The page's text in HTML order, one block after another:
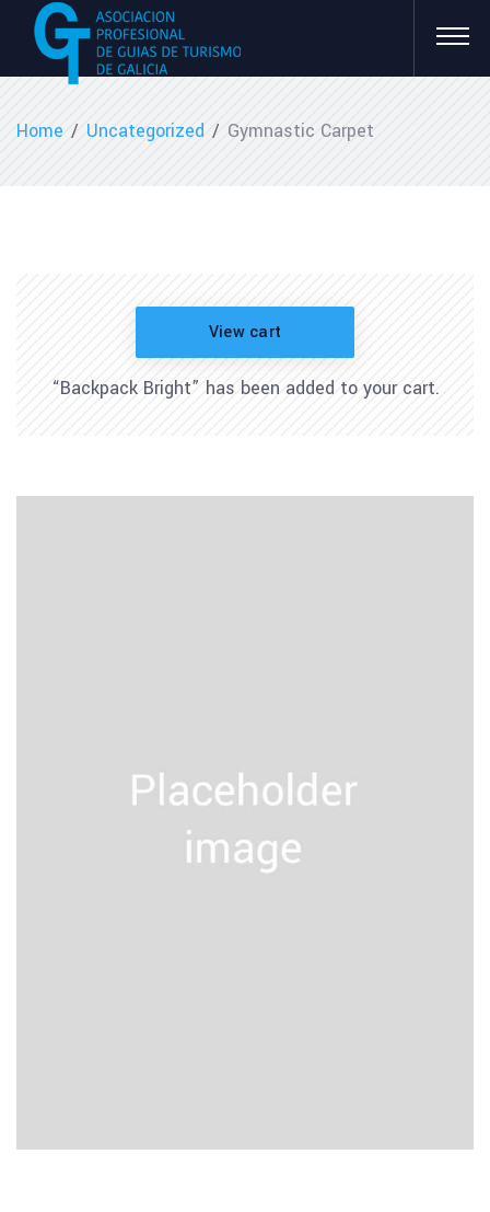
Home / Uncategorized / Gymnastic Carpet
View cart
“Backpack Bright” has been added to your cart.